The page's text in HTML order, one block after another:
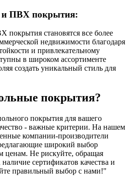
и ПВХ покрытия:
становятся все более
недвижимости благодаря
и привлекательному
в широком ассортименте
создать уникальный стиль для
покрытия?
покрытия для вашего
- важные критерии. На нашем
компании-производители
широкий выбор
ценам. Не рискуйте, обращая
сертификатов качества и
правильный выбор с нами!"